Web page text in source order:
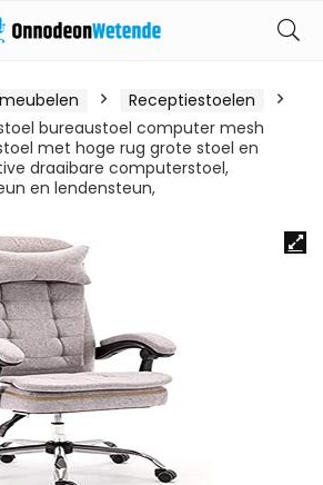
Receptiestoelen
bureaustoel computer mesh
met hoge rug grote stoel en
draaibare computerstoel,
en lendensteun,